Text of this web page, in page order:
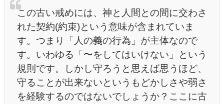
この古い戒めには、神と人間との間に交わさ
れた契約(約束)という意味が含まれていま
す。つまり「人の義の行為」が主体なので
す。いわゆる「〜をしてはいけない」という
規則です。しかし守ろうと思えば思うほど、
守ることが出来ないというもどかしさや弱さ
を経験するのではないでしょうか？ここに古